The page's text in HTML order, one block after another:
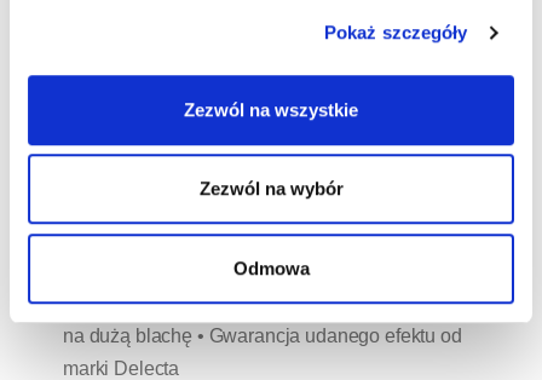
Pokaż szczegóły
Zezwól na wszystkie
Zezwól na wybór
Odmowa
każdym razem, przygotowując je z owocami czy
galaretką. Z jednego opakowania ciasta Leśny
mech przygotujesz duża blachę ciasta. Dodaj
serca. ATRYBUTY: • Idealnie dobrane składniki •
Pierwsze i jedyna ciasto ze szpinakiem na rynku
• Kompletny zestaw – mieszanka do
przygotowania ciasta i kremu • Wydajna porcja
na dużą blachę • Gwarancja udanego efektu od
marki Delecta